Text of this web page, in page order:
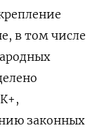
в том числе
законных